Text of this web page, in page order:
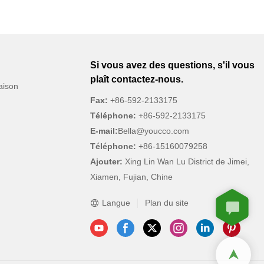
permet de
Si vous avez des questions, s'il vous
plaît contactez-nous.
Fax:+86-592-2133175
Téléphone:+86-592-2133175
E-mail:Bella@youcco.com
Téléphone: +86-15160079258
Ajouter: Xing Lin Wan Lu District de Jimei,
Xiamen, Fujian, Chine
Langue Plan du site